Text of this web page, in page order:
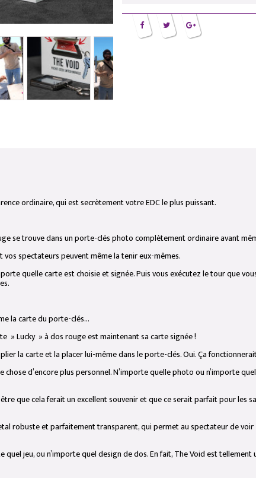
ordinaire, qui est secrètement votre EDC le plus puissant.
se trouve dans un porte-clés photo complètement ordinaire avant
spectateurs peuvent même la tenir eux-mêmes.
quelle carte est choisie et signée. Puis vous exécutez le tour que
la carte du porte-clés…
» Lucky » à dos rouge est maintenant sa carte signée !
la carte et la placer lui-même dans le porte-clés. Oui. Ça
chose d’encore plus personnel. N’importe quelle photo ou n’importe
que cela ferait un excellent souvenir et que ce serait parfait pour les
robuste et parfaitement transparent, qui permet au spectateur de
quel jeu, ou n’importe quel design de dos. En fait, The Void est tellement